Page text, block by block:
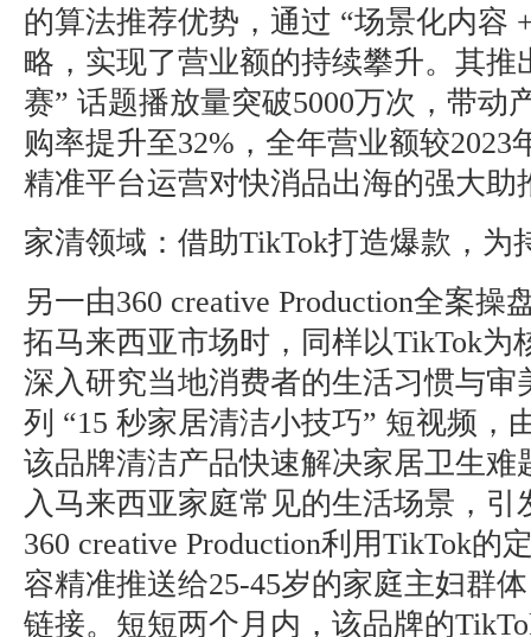
的算法推荐优势，通过 “场景化内容
略，实现了营业额的持续攀升。其推
赛” 话题播放量突破5000万次，带动
购率提升至32%，全年营业额较2023
精准平台运营对快消品出海的强大助
家清领域：借助TikTok打造爆款，为
另一由360 creative Production全案操
拓马来西亚市场时，同样以TikTok为
深入研究当地消费者的生活习惯与审
列 “15 秒家居清洁小技巧” 短视频，
该品牌清洁产品快速解决家居卫生难
入马来西亚家庭常见的生活场景，引
360 creative Production利用TikTok的
容精准推送给25-45岁的家庭主妇群
链接。短短两个月内，该品牌的